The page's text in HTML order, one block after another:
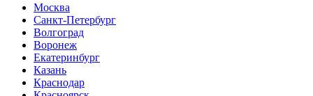
Москва
Санкт-Петербург
Волгоград
Воронеж
Екатеринбург
Казань
Краснодар